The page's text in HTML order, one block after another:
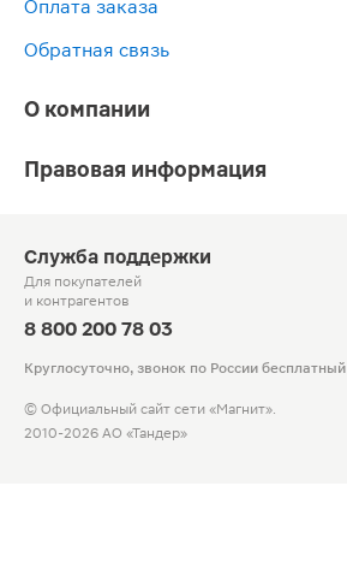
Оплата заказа
Обратная связь
О компании
Правовая информация
Служба поддержки
Для покупателей
и контрагентов
8 800 200 78 03
Круглосуточно, звонок по России бесплатный
© Официальный сайт сети «Магнит».
2010-2026 АО «Тандер»